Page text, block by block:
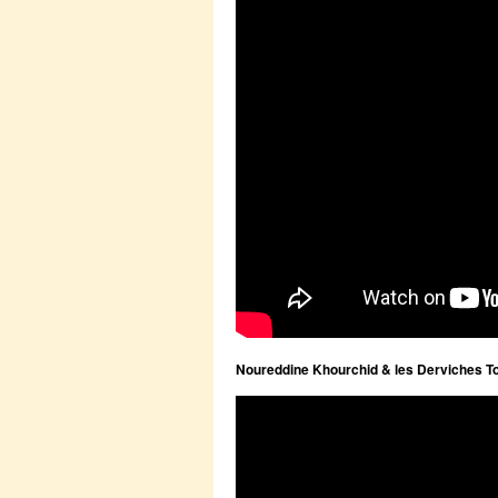
Noureddine Khourchid & les Derviches